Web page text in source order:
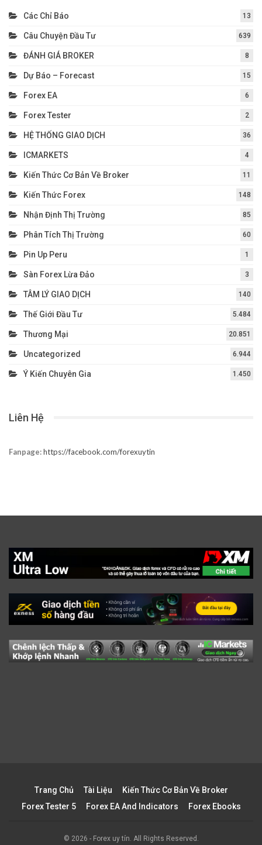
Các Chỉ Báo 13
Câu Chuyện Đầu Tư 639
ĐÁNH GIÁ BROKER 8
Dự Báo – Forecast 15
Forex EA 6
Forex Tester 2
HỆ THỐNG GIAO DỊCH 36
ICMARKETS 4
Kiến Thức Cơ Bản Về Broker 11
Kiến Thức Forex 148
Nhận Định Thị Trường 85
Phân Tích Thị Trường 60
Pin Up Peru 1
Sàn Forex Lừa Đảo 3
TÂM LÝ GIAO DỊCH 140
Thế Giới Đầu Tư 5.484
Thương Mại 20.851
Uncategorized 6.944
Ý Kiến Chuyên Gia 1.450
Liên Hệ
Fanpage:https://facebook.com/forexuytin
Trang Chủ Tài Liệu
Kiến Thức Cơ Bản Về Broker
Forex Tester 5
Forex EA And Indicators Forex Ebooks
© 2026 - Forex uy tín. All Rights Reserved.